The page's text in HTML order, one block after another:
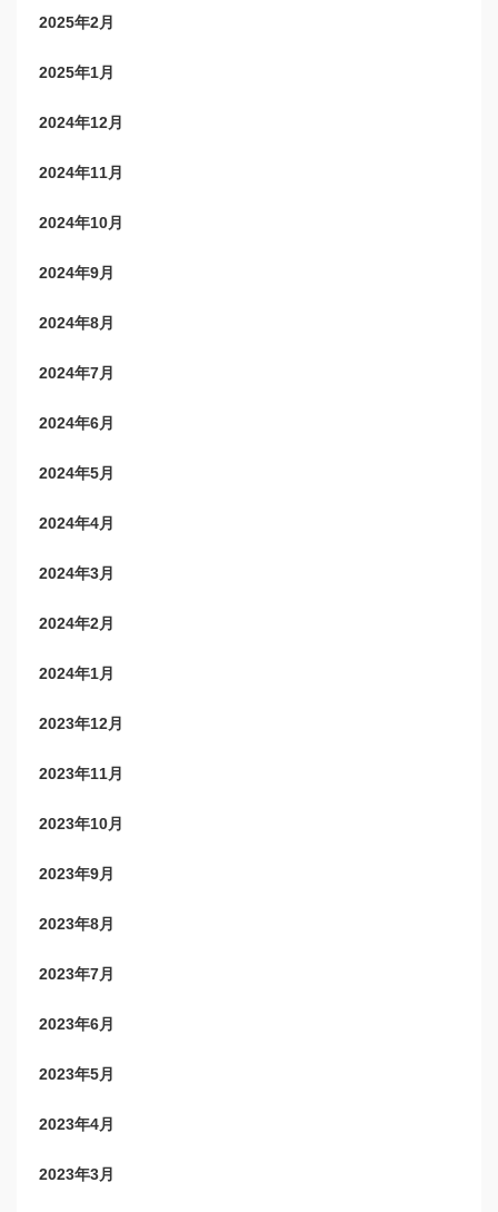
2025年2月
2025年1月
2024年12月
2024年11月
2024年10月
2024年9月
2024年8月
2024年7月
2024年6月
2024年5月
2024年4月
2024年3月
2024年2月
2024年1月
2023年12月
2023年11月
2023年10月
2023年9月
2023年8月
2023年7月
2023年6月
2023年5月
2023年4月
2023年3月